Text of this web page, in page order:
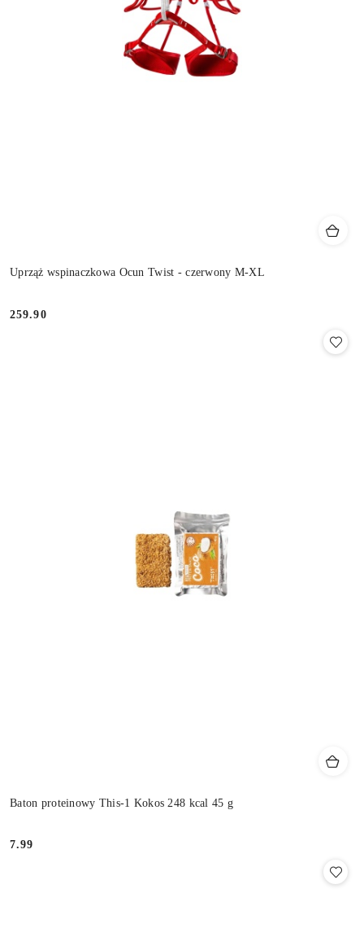
Uprząż wspinaczkowa Ocun Twist - czerwony M-XL
Cena:
259.90
Baton proteinowy This-1 Kokos 248 kcal 45 g
Cena:
7.99